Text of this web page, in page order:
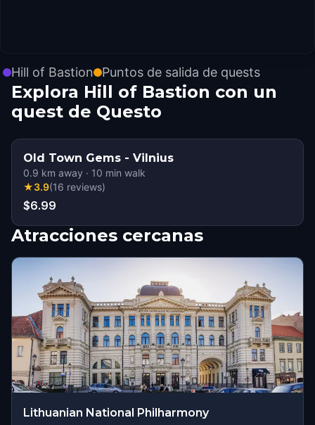
Hill of Bastion Puntos de salida de quests
Explora Hill of Bastion con un
quest de Questo
Old Town Gems - Vilnius
0.9 km away · 10 min walk
★3.9(16 reviews)
$6.99
Atracciones cercanas
Lithuanian National Philharmony